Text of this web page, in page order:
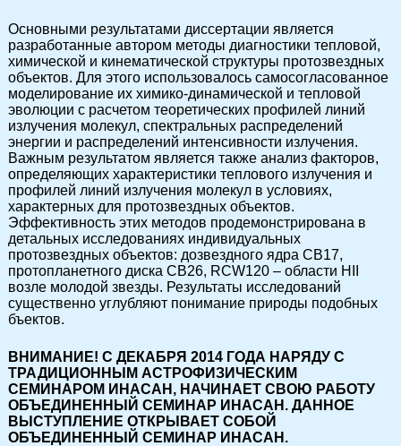
Основными результатами диссертации является
разработанные автором методы диагностики тепловой,
химической и кинематической структуры протозвездных
объектов. Для этого использовалось самосогласованное
моделирование их химико-динамической и тепловой
эволюции с расчетом теоретических профилей линий
излучения молекул, спектральных распределений
энергии и распределений интенсивности излучения.
Важным результатом является также анализ факторов,
определяющих характеристики теплового излучения и
профилей линий излучения молекул в условиях,
характерных для протозвездных объектов.
Эффективность этих методов продемонстрирована в
детальных исследованиях индивидуальных
протозвездных объектов: дозвездного ядра CB17,
протопланетного диска CB26, RCW120 – области HII
возле молодой звезды. Результаты исследований
существенно углубляют понимание природы подобных
бъектов.
ВНИМАНИЕ! С ДЕКАБРЯ 2014 ГОДА НАРЯДУ С
ТРАДИЦИОННЫМ АСТРОФИЗИЧЕСКИМ
СЕМИНАРОМ ИНАСАН, НАЧИНАЕТ СВОЮ РАБОТУ
ОБЪЕДИНЕННЫЙ СЕМИНАР ИНАСАН. ДАННОЕ
ВЫСТУПЛЕНИЕ ОТКРЫВАЕТ СОБОЙ
ОБЪЕДИНЕННЫЙ СЕМИНАР ИНАСАН.